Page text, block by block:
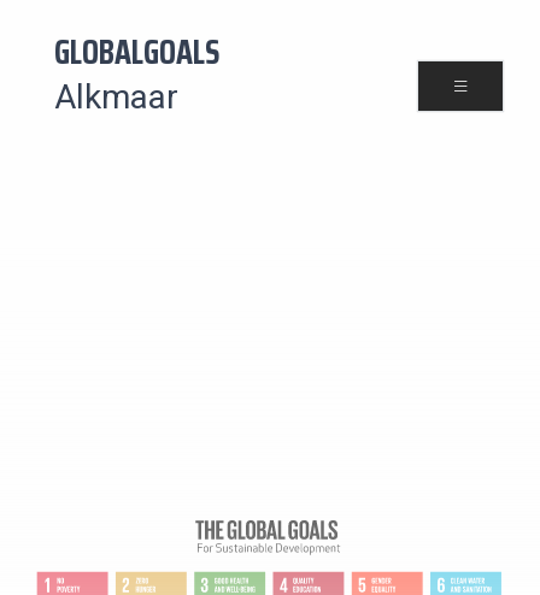
GLOBALGOALS
Alkmaar